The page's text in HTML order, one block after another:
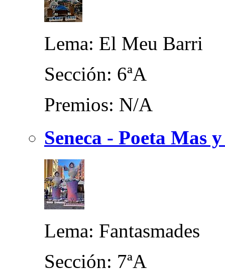
Lema: El Meu Barri
Sección: 6ªA
Premios: N/A
Seneca - Poeta Mas
Lema: Fantasmades
Sección: 7ªA